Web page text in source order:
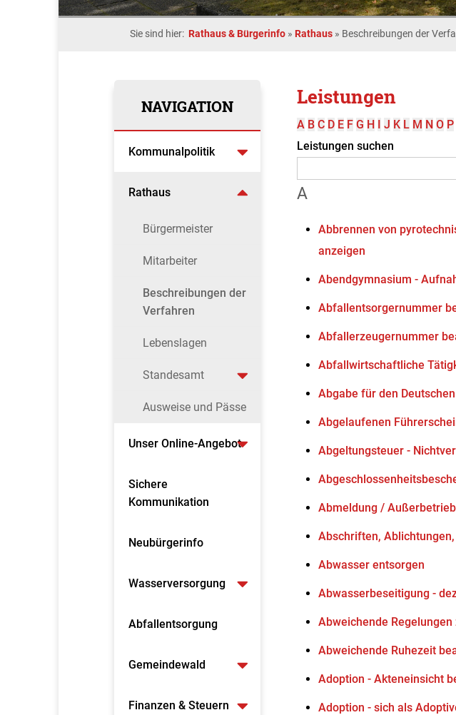
Sie sind hier: Rathaus & Bürgerinfo » Rathaus » Beschreibungen der
NAVIGATION
Kommunalpolitik
Rathaus
Bürgermeister
Mitarbeiter
Beschreibungen der
Verfahren
Lebenslagen
Standesamt
Ausweise und Pässe
Unser Online-Angebot
Sichere
Kommunikation
Neubürgerinfo
Wasserversorgung
Abfallentsorgung
Gemeindewald
Finanzen & Steuern
Leistungen
A B C D E F G H I J K L M N O P
Leistungen suchen
A
Abbrennen von
anzeigen
Abendgymnasium -
Abfallentsorgernummer
Abfallerzeugernummer
Abfallwirtschaftliche
Abgabe für den
Abgelaufenen
Abgeltungsteuer -
Abmeldung /
Abschriften,
Abwasser entsorgen
Abwasserbeseitigung -
Abweichende
Abweichende Ruhezeit
Adoption - Akteneinsicht
Adoption - sich als